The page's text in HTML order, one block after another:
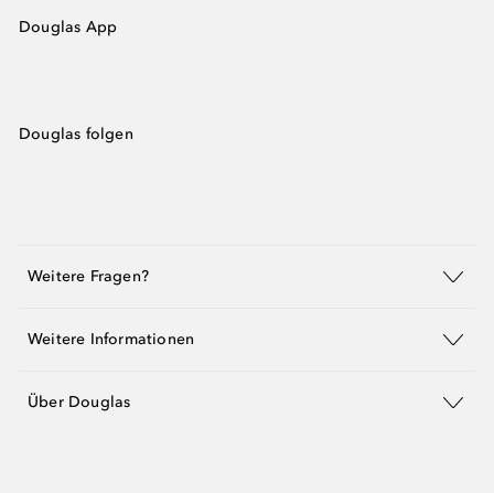
Douglas App
Douglas folgen
Weitere Fragen?
Weitere Informationen
Über Douglas